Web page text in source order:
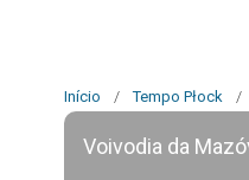
Início / Tempo Płock /
Voivodia da